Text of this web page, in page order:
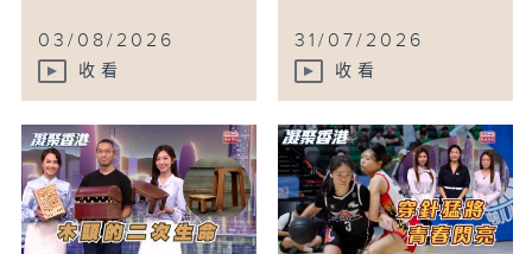
03/08/2026
收看
31/07/2026
收看